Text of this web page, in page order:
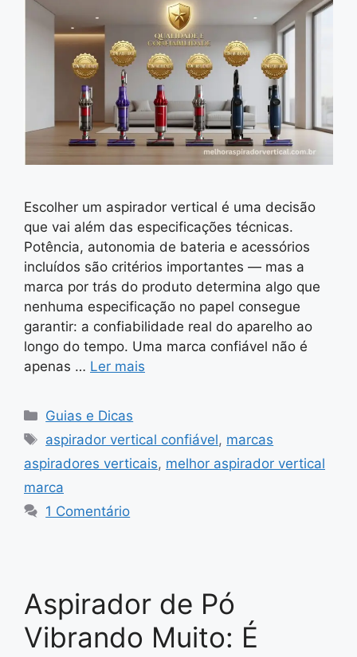
Escolher um aspirador vertical é uma decisão
que vai além das especificações técnicas.
Potência, autonomia de bateria e acessórios
incluídos são critérios importantes — mas a
marca por trás do produto determina algo que
nenhuma especificação no papel consegue
garantir: a confiabilidade real do aparelho ao
longo do tempo. Uma marca confiável não é
apenas … Ler mais
Categorias
Guias e Dicas
Tags
aspirador vertical confiável, marcas
aspiradores verticais, melhor aspirador vertical
marca
1 Comentário
Aspirador de Pó
Vibrando Muito: É